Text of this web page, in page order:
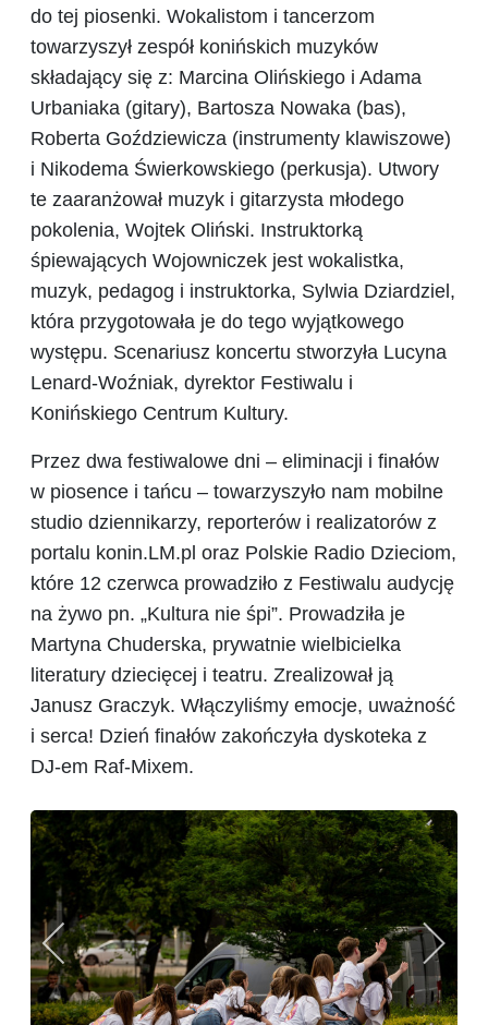
do tej piosenki. Wokalistom i tancerzom
towarzyszył zespół konińskich muzyków
składający się z: Marcina Olińskiego i Adama
Urbaniaka (gitary), Bartosza Nowaka (bas),
Roberta Goździewicza (instrumenty klawiszowe)
i Nikodema Świerkowskiego (perkusja). Utwory
te zaaranżował muzyk i gitarzysta młodego
pokolenia, Wojtek Oliński. Instruktorką
śpiewających Wojowniczek jest wokalistka,
muzyk, pedagog i instruktorka, Sylwia Dziardziel,
która przygotowała je do tego wyjątkowego
występu. Scenariusz koncertu stworzyła Lucyna
Lenard-Woźniak, dyrektor Festiwalu i
Konińskiego Centrum Kultury.
Przez dwa festiwalowe dni – eliminacji i finałów
w piosence i tańcu – towarzyszyło nam mobilne
studio dziennikarzy, reporterów i realizatorów z
portalu konin.LM.pl oraz Polskie Radio Dzieciom,
które 12 czerwca prowadziło z Festiwalu audycję
na żywo pn. „Kultura nie śpi”. Prowadziła je
Martyna Chuderska, prywatnie wielbicielka
literatury dziecięcej i teatru. Zrealizował ją
Janusz Graczyk. Włączyliśmy emocje, uważność
i serca! Dzień finałów zakończyła dyskoteka z
DJ-em Raf-Mixem.